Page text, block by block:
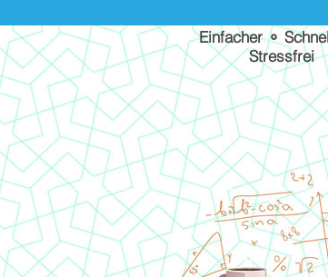
Einfacher ⚬
Stressfrei